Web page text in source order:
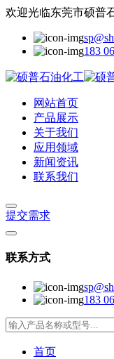
欢迎光临东莞市硕普
183
网站首页
产品展示
关于我们
应用领域
新闻资讯
联系我们
提交需求
联系方式
183
首页